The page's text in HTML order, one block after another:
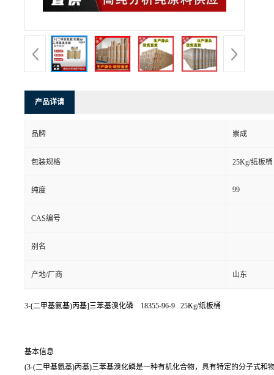
产品详请
品牌 崇成
包装规格 25Kg/纸板桶
纯度 99
CAS编号
别名
产地/厂商 山东
3-(二甲基氨基)丙基]三苯基溴化磷 18355-96-9 25Kg/纸板桶
基本信息
(3-(二甲基氨基)丙基)三苯基溴化磷是一种有机化合物，具有特定的分子式和